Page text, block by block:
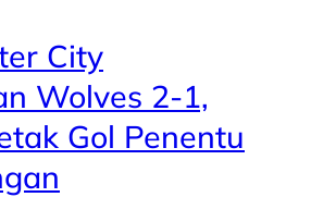
City
Wolves 2-1,
Gol Penentu